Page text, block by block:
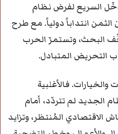
السريع لفرض نظام
انتداباً دولياً. مع طرح
البحث، وتستمرّ الحرب
التحريض المتبادل.
والخيارات. فالأغلبية
الجديد لم تتردّد، أمام
الاقتصادي المُنتظر، وتزايد